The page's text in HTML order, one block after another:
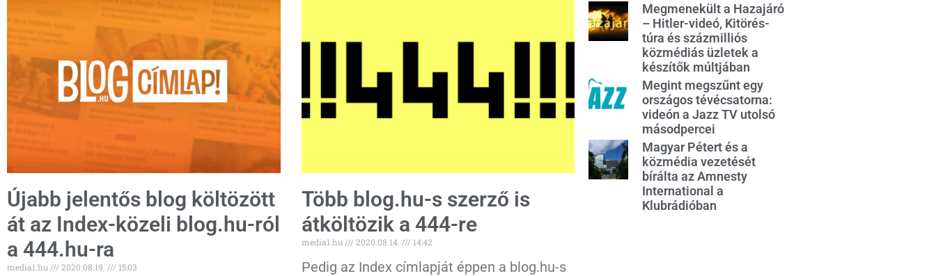
Újabb jelentős blog költözött
át az Index-közeli blog.hu-ról
a 444.hu-ra
media1.hu 2020.08.19. 15:03
Több blog.hu-s szerző is
átköltözik a 444-re
media1.hu 2020.08.14. 14:42
Pedig az Index címlapját éppen a blog.hu-s
Megmenekült a Hazajáró
– Hitler-videó, Kitörés-
túra és százmilliós
közmédiás üzletek a
készítők múltjában
Megint megszűnt egy
országos tévécsatorna:
videón a Jazz TV utolsó
másodpercei
Magyar Pétert és a
közmédia vezetését
bírálta az Amnesty
International a
Klubrádióban